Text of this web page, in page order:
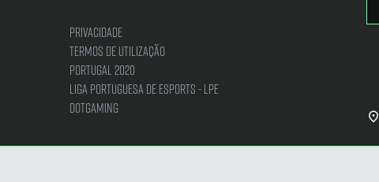
Privacidade
Termos de Utilização
Portugal 2020
Liga Portuguesa de Esports - LPE
DotGaming
place